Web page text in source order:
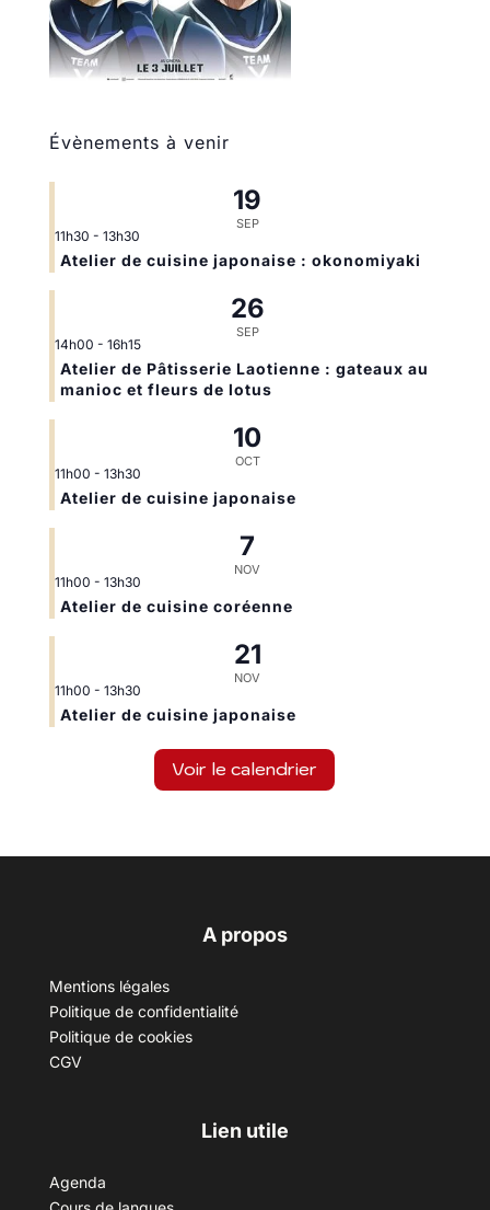
Évènements à venir
19
SEP
11h30 - 13h30
Atelier de cuisine japonaise : okonomiyaki
26
SEP
14h00 - 16h15
Atelier de Pâtisserie Laotienne : gateaux au
manioc et fleurs de lotus
10
OCT
11h00 - 13h30
Atelier de cuisine japonaise
7
NOV
11h00 - 13h30
Atelier de cuisine coréenne
21
NOV
11h00 - 13h30
Atelier de cuisine japonaise
Voir le calendrier
A propos
Mentions légales
Politique de confidentialité
Politique de cookies
CGV
Lien utile
Agenda